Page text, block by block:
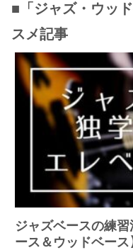
■「ジャズ・ウッ
スメ記事
ジャズベースの練
ース＆ウッドベース